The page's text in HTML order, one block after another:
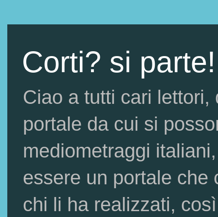
Corti? si parte!
Ciao a tutti cari
portale da cui si
mediometraggi
essere un portale che
chi li ha realizzati,